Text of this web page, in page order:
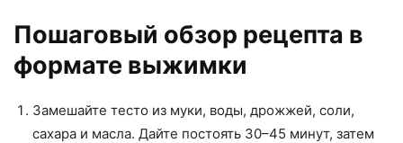
Пошаговый обзор рецепта в
формате выжимки
Замешайте тесто из муки, воды, дрожжей, соли,
сахара и масла. Дайте постоять 30–45 минут, затем